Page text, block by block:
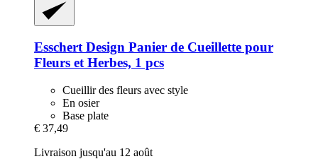
Esschert Design Panier de Cueillette pour
Fleurs et Herbes, 1 pcs
Cueillir des fleurs avec style
En osier
Base plate
€ 37,49
Livraison jusqu'au 12 août